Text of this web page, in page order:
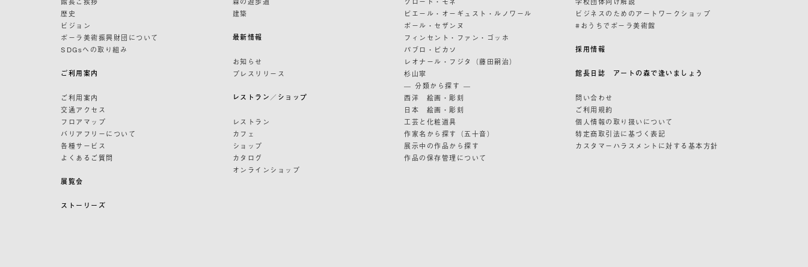
歴史
ビジョン
ポーラ美術振興財団について
SDGsへの取り組み
ご利用案内
ご利用案内
交通アクセス
フロアマップ
バリアフリーについて
各種サービス
よくあるご質問
展覧会
ストーリーズ
建築
最新情報
お知らせ
プレスリリース
レストラン／ショップ
レストラン
カフェ
ショップ
カタログ
オンラインショップ
ピエール・オーギュスト・ルノワール
ポール・セザンヌ
フィンセント・ファン・ゴッホ
パブロ・ピカソ
レオナール・フジタ（藤田嗣治）
杉山寧
— 分類から探す —
西洋 絵画・彫刻
日本 絵画・彫刻
工芸と化粧道具
作家名から探す（五十音）
展示中の作品から探す
作品の保存管理について
ビジネスのためのアートワークショップ
#おうちでポーラ美術館
採用情報
館長日誌 アートの森で逢いましょう
問い合わせ
ご利用規約
個人情報の取り扱いについて
特定商取引法に基づく表記
カスタマーハラスメントに対する基本方針